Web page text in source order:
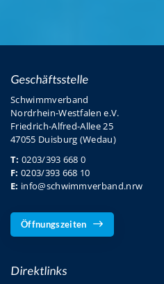
Geschäftsstelle
Schwimmverband
Nordrhein-Westfalen e.V.
Friedrich-Alfred-Allee 25
47055 Duisburg (Wedau)
T: 0203/393 668 0
F: 0203/393 668 10
E: info@schwimmverband.nrw
Öffnungszeiten
Direktlinks